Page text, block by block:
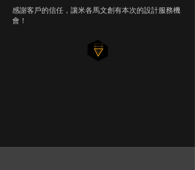
​感謝客戶的信任，讓米各馬文創有本次的設計服務機
會！